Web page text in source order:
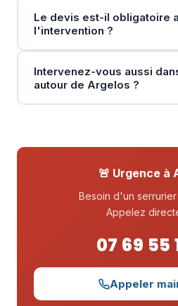
Le devis est-il obligatoire
l'intervention ?
Intervenez-vous aussi
autour de Argelos ?
🚨 Urgence à
Besoin d'un serrurier
Appelez
07 69 55
Appeler